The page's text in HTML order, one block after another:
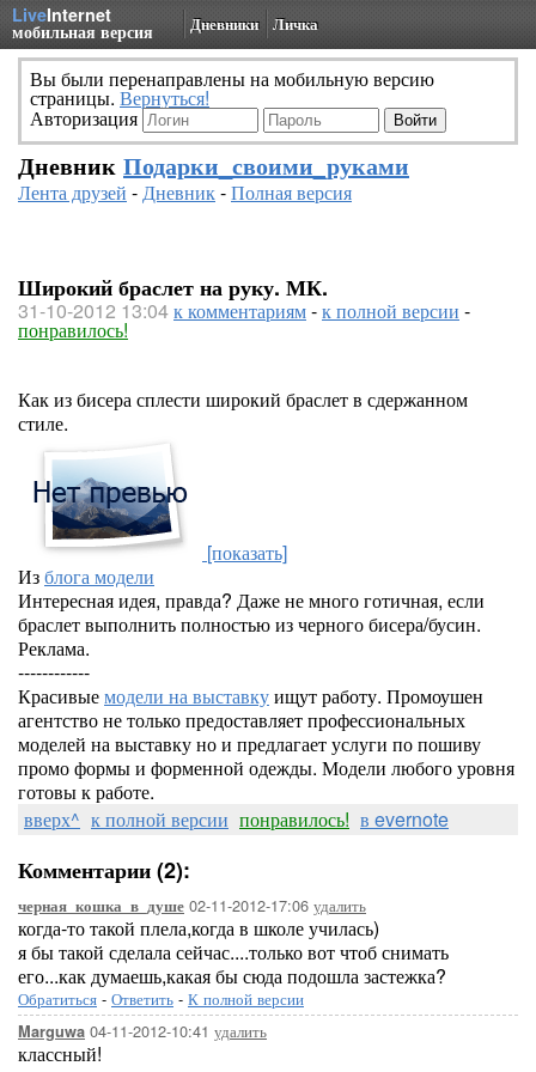
LiveInternet
мобильная версия Дневники Личка
Вы были перенаправлены на мобильную версию
страницы. Вернуться!
Авторизация
Дневник Подарки_своими_руками
Лента друзей -Дневник-Полная версия
Широкий браслет на руку. МК.
31-10-2012 13:04к комментариям-к полной версии -
понравилось!
Как из бисера сплести широкий браслет в сдержанном
стиле.
[показать]
Изблога модели
Интересная идея, правда? Даже не много готичная, если
браслет выполнить полностью из черного бисера/бусин.
Реклама.
------------
Красивыемодели на выставкуищут работу. Промоушен
агентство не только предоставляет профессиональных
моделей на выставку но и предлагает услуги по пошиву
промо формы и форменной одежды. Модели любого уровня
готовы к работе.
вверх^ к полной версии понравилось! в evernote
Комментарии (2):
черная_кошка_в_душе 02-11-2012-17:06 удалить
когда-то такой плела,когда в школе училась)
я бы такой сделала сейчас....только вот чтоб снимать
его...как думаешь,какая бы сюда подошла застежка?
Обратиться - Ответить - К полной версии
Marguwa 04-11-2012-10:41 удалить
классный!